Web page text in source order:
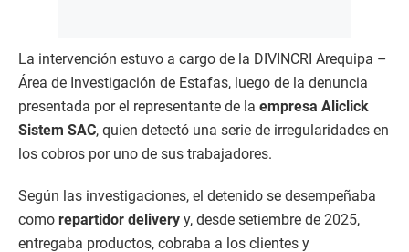
La intervención estuvo a cargo de la DIVINCRI Arequipa –
Área de Investigación de Estafas, luego de la denuncia
presentada por el representante de la empresa Aliclick
Sistem SAC, quien detectó una serie de irregularidades en
los cobros por uno de sus trabajadores.
Según las investigaciones, el detenido se desempeñaba
como repartidor delivery y, desde setiembre de 2025,
entregaba productos, cobraba a los clientes y